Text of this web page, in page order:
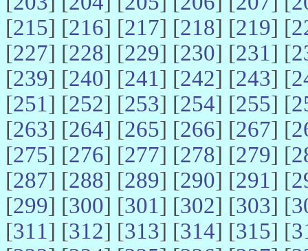
[215] [216] [217] [218] [219] [
[227] [228] [229] [230] [231] [
[239] [240] [241] [242] [243] [
[251] [252] [253] [254] [255] [
[263] [264] [265] [266] [267] [
[275] [276] [277] [278] [279] [
[287] [288] [289] [290] [291] [
[299] [300] [301] [302] [303] [
[311] [312] [313] [314] [315] [